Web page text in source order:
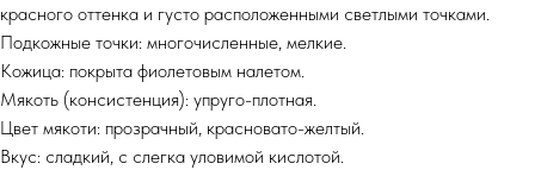
красного оттенка и густо расположенными светлыми точками.
Подкожные точки: многочисленные, мелкие.
Кожица: покрыта фиолетовым налетом.
Мякоть (консистенция): упруго-плотная.
Цвет мякоти: прозрачный, красновато-желтый.
Вкус: сладкий, с слегка уловимой кислотой.